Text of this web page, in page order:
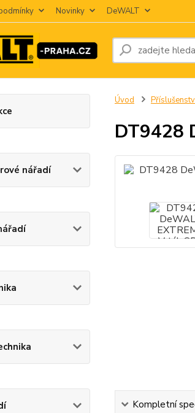
Novinky DeWALT
nářadí
Úvod
DT9428
Kompletní